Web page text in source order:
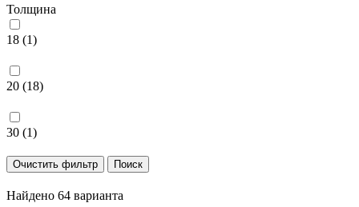
Толщина
18 (1)
20 (18)
30 (1)
Найдено 64 варианта